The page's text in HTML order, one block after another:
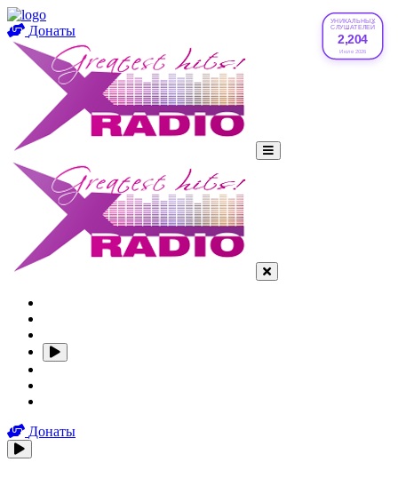
УНИКАЛЬНЫХ
СЛУШАТЕЛЕЙ
2,204
Июле 2026
Донаты
Донаты